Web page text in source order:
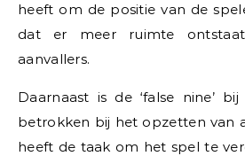
heeft om de positie van de
dat er meer ruimte
aanvallers.
Daarnaast is de ‘false nine’
betrokken bij het opzetten van
heeft de taak om het spel te